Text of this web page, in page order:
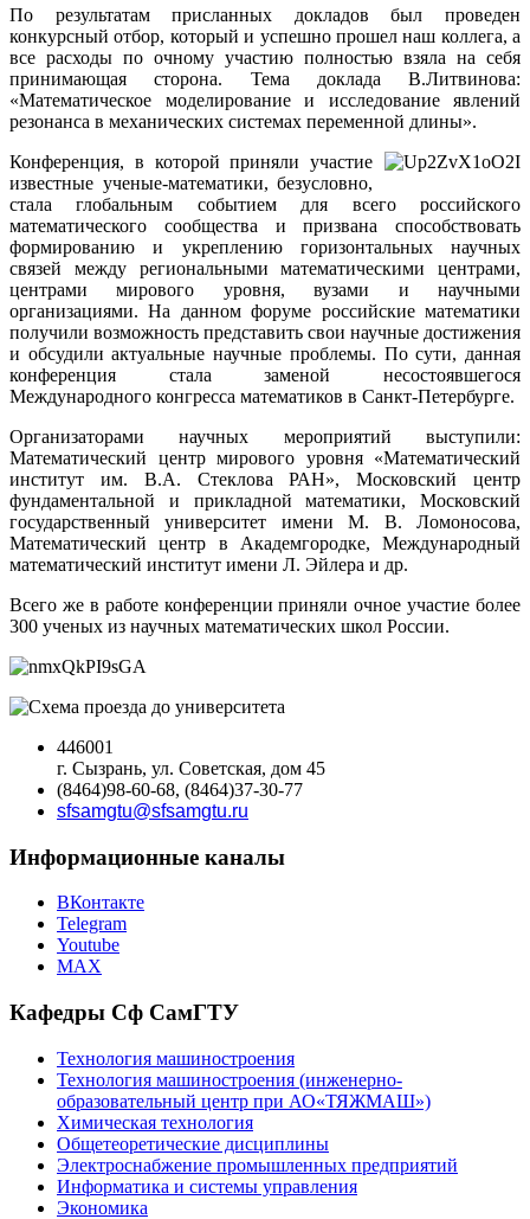
По результатам присланных докладов был проведен
конкурсный отбор, который и успешно прошел наш коллега, а
все расходы по очному участию полностью взяла на себя
принимающая сторона. Тема доклада В.Литвинова:
«Математическое моделирование и исследование явлений
резонанса в механических системах переменной длины».
Конференция, в которой приняли участие
известные ученые-математики, безусловно,
стала глобальным событием для всего российского
математического сообщества и призвана способствовать
формированию и укреплению горизонтальных научных
связей между региональными математическими центрами,
центрами мирового уровня, вузами и научными
организациями. На данном форуме российские математики
получили возможность представить свои научные достижения
и обсудили актуальные научные проблемы. По сути, данная
конференция стала заменой несостоявшегося
Международного конгресса математиков в Санкт-Петербурге.
Организаторами научных мероприятий выступили:
Математический центр мирового уровня «Математический
институт им. В.А. Стеклова РАН», Московский центр
фундаментальной и прикладной математики, Московский
государственный университет имени М. В. Ломоносова,
Математический центр в Академгородке, Международный
математический институт имени Л. Эйлера и др.
Всего же в работе конференции приняли очное участие более
300 ученых из научных математических школ России.
446001
г. Сызрань, ул. Советская, дом 45
(8464)98-60-68, (8464)37-30-77
sfsamgtu@sfsamgtu.ru
Информационные каналы
ВКонтакте
Telegram
Youtube
MAX
Кафедры Сф СамГТУ
Технология машиностроения
Технология машиностроения (инженерно-
образовательный центр при АО«ТЯЖМАШ»)
Химическая технология
Общетеоретические дисциплины
Электроснабжение промышленных предприятий
Информатика и системы управления
Экономика